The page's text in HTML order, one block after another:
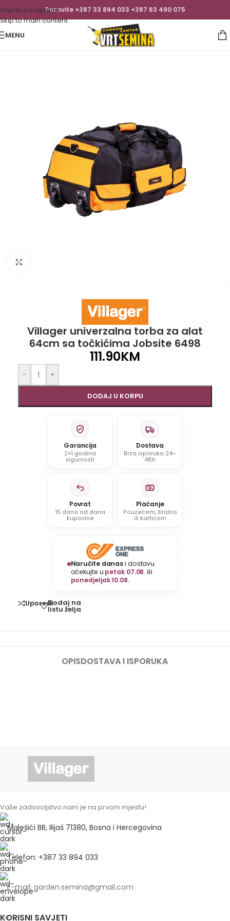
Skip to navigation
Skip to main content
Pozovite +387 33 894 033 +387 63 490 075
MENU
Villager univerzalna torba za alat
64cm sa točkićima Jobsite 6498
111.90KM
- +
DODAJ U KORPU
Garancija
2+1 godina
sigurnosti
Dostava
Brza isporuka 24–
48h
Povrat
15 dana od dana
kupovine
Plaćanje
Pouzećem, žiralno
ili karticom
Naručite danasi dostavu
očekujte u petak 07.08. ili
ponedjeljak 10.08.
UporediDodaj na
listu želja
OPISDOSTAVA I ISPORUKA
Vaše zadovoljstvo nam je na prvom mjestu!
Malešići BB, Ilijaš 71380, Bosna i Hercegovina
Telefon: +387 33 894 033
E-mail: garden.semina@gmail.com
KORISNI SAVJETI